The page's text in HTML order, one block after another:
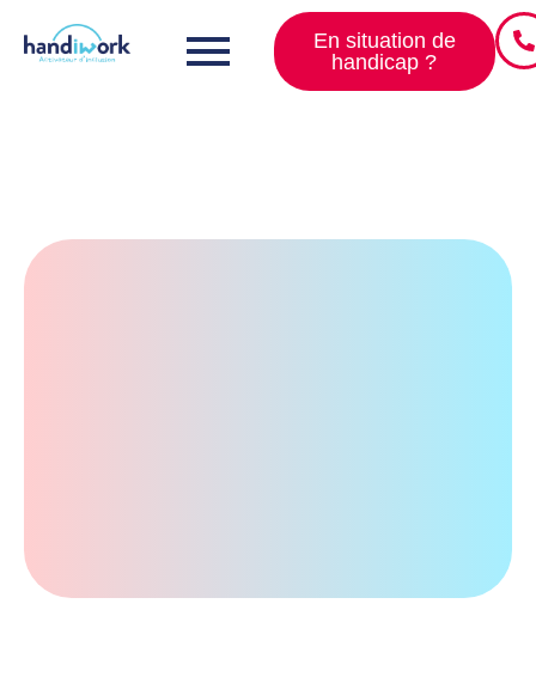
En situation de
handicap ?